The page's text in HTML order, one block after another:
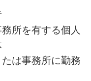
所を有する個人
は事務所に勤務